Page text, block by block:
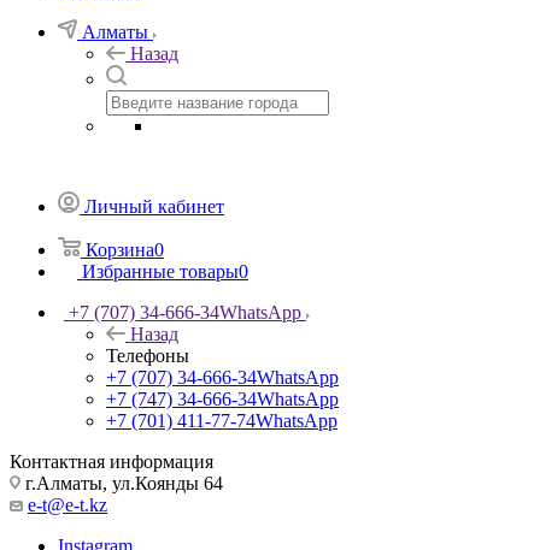
Алматы
Назад
Личный кабинет
Корзина0
Избранные товары0
+7 (707) 34-666-34WhatsApp
Назад
Телефоны
+7 (707) 34-666-34WhatsApp
+7 (747) 34-666-34WhatsApp
+7 (701) 411-77-74WhatsApp
Контактная информация
г.Алматы, ул.Коянды 64
e-t@e-t.kz
Instagram